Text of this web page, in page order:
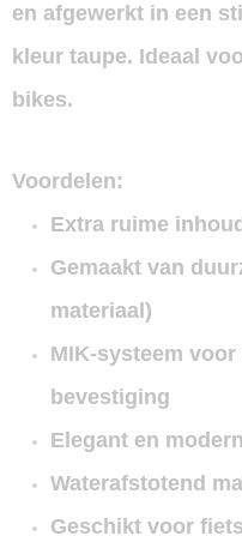
en afgewerkt in een
kleur taupe. Ideaal
bikes.
Voordelen:
Extra ruime
Gemaakt van
materiaal)
MIK-systeem voor
bevestiging
Elegant en
Waterafstotend
Geschikt voor